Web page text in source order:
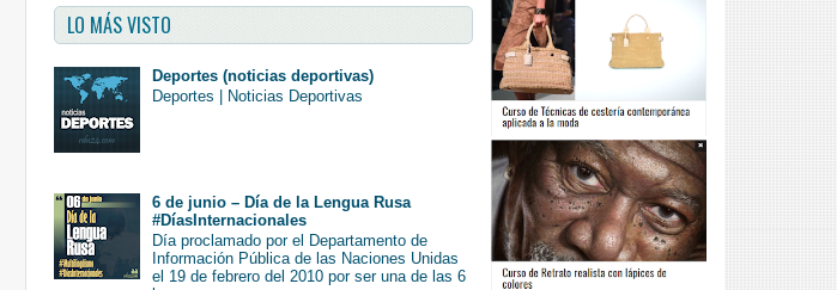
LO MÁS VISTO
Deportes (noticias deportivas)
Deportes | Noticias Deportivas
6 de junio – Día de la Lengua Rusa
#DíasInternacionales
Día proclamado por el Departamento de
Información Pública de las Naciones Unidas
el 19 de febrero del 2010 por ser una de las 6